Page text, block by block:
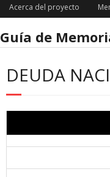
Acerca del proyecto
Guía de
DEUDA